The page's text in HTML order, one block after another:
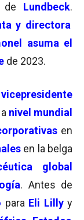
de Lundbeck.
y directora
asuma el
de 2023.
vicepresidente
a nivel mundial
en
en la belga
global
. Antes de
para Eli Lilly y